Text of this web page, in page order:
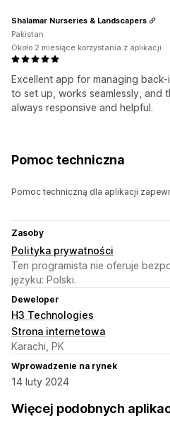
Excellent app for managing
to set up, works seamlessly, and
always responsive and helpful.
Shalamar Nurseries & Landscapers
Pakistan
Około 2 miesiące korzystania z aplikacji
Pomoc techniczna
Pomoc techniczną dla aplikacji
Zasoby
Polityka prywatności
Ten programista nie oferuje
języku: Polski.
Deweloper
H3 Technologies
Strona internetowa
Karachi, PK
Wprowadzenie na rynek
14 luty 2024
Więcej podobnych